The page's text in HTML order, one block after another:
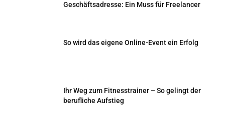
Geschäftsadresse: Ein Muss für Freelancer
So wird das eigene Online-Event ein Erfolg
Ihr Weg zum Fitnesstrainer – So gelingt der
berufliche Aufstieg